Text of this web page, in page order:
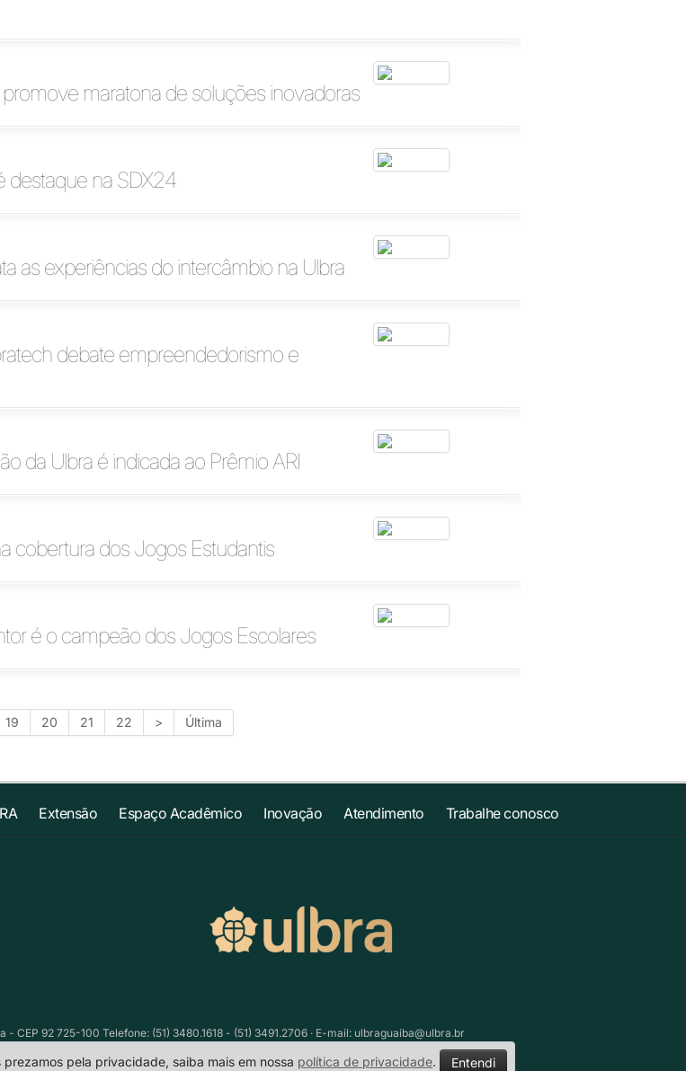
maratona de soluções inovadoras
destaque na SDX24
as experiências do intercâmbio na Ulbra
debate empreendedorismo e
da Ulbra é indicada ao Prêmio ARI
cobertura dos Jogos Estudantis
é o campeão dos Jogos Escolares
19 20 21 22 > Última
Extensão Espaço Acadêmico Inovação Atendimento Trabalhe conosco
CEP 92 725-100 Telefone: (51) 3480.1618 - (51) 3491.2706 · E-mail: ulbraguaiba@ulbra.br
pela privacidade, saiba mais em nossa política de privacidade. Entendi